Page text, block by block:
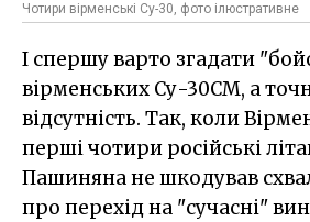
Чотири вірменські Су-30, фото ілюстративне
І спершу варто згадати
вірменських Су-30СМ, а
відсутність. Так, коли
перші чотири російські
Пашиняна не шкодував
про перехід на "сучасні"